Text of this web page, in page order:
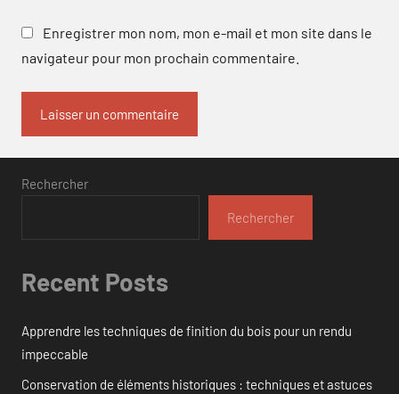
Enregistrer mon nom, mon e-mail et mon site dans le
navigateur pour mon prochain commentaire.
Rechercher
Rechercher
Recent Posts
Apprendre les techniques de finition du bois pour un rendu
impeccable
Conservation de éléments historiques : techniques et astuces